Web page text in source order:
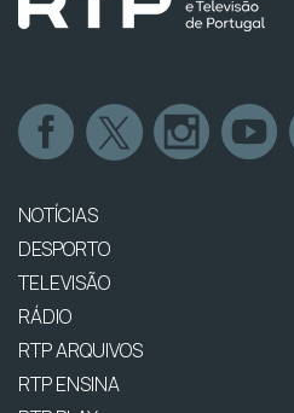
NOTÍCIAS
DESPORTO
TELEVISÃO
RÁDIO
RTP ARQUIVOS
RTP ENSINA